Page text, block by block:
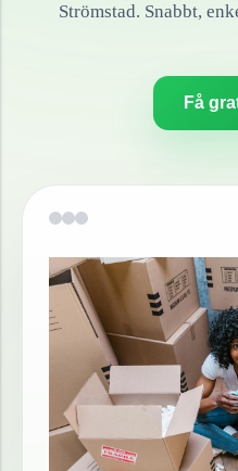
Strömstad. Snabbt,
Få